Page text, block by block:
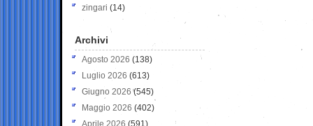
zingari (14)
Archivi
Agosto 2026 (138)
Luglio 2026 (613)
Giugno 2026 (545)
Maggio 2026 (402)
Aprile 2026 (591)